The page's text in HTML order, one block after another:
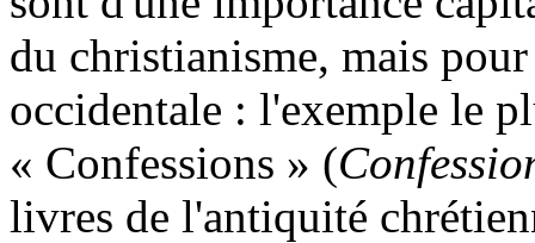
du christianisme, mais
occidentale : l'exemple le
« Confessions » (
livres de l'antiquité